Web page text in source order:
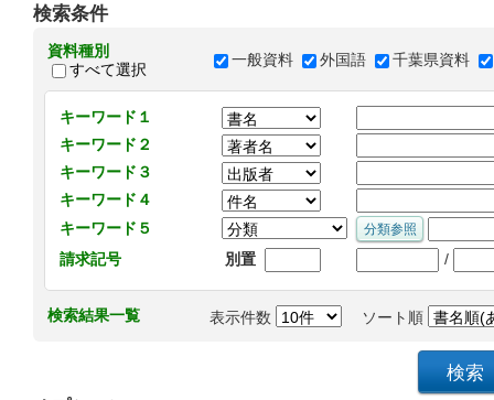
検索条件
資料種別
すべて選択
一般資料 外国語 千葉県資料
キーワード１
キーワード２
キーワード３
キーワード４
キーワード５
請求記号
別置 /
検索結果一覧 表示件数 ソート順